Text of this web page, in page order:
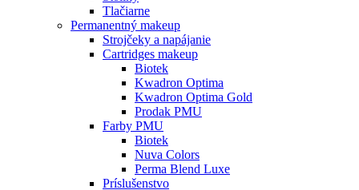
Tlačiarne
Permanentný makeup
Strojčeky a napájanie
Cartridges makeup
Biotek
Kwadron Optima
Kwadron Optima Gold
Prodak PMU
Farby PMU
Biotek
Nuva Colors
Perma Blend Luxe
Príslušenstvo